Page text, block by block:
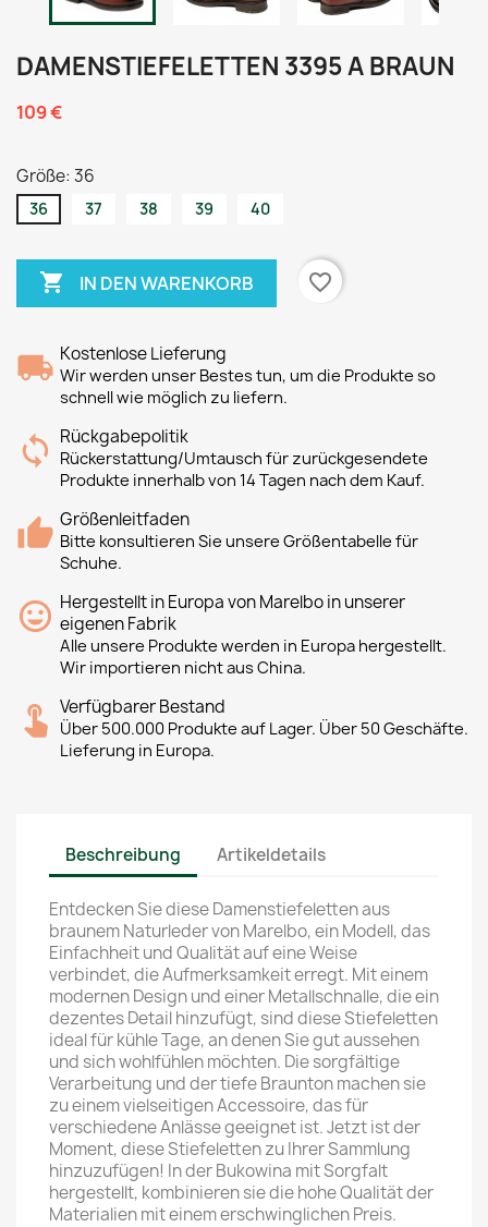
DAMENSTIEFELETTEN 3395 A BRAUN
109 €
Größe: 36
36 37 38 39 40
 IN DEN WARENKORB favorite_border
Kostenlose Lieferung
Wir werden unser Bestes tun, um die Produkte so
schnell wie möglich zu liefern.
Rückgabepolitik
Rückerstattung/Umtausch für zurückgesendete
Produkte innerhalb von 14 Tagen nach dem Kauf.
Größenleitfaden
Bitte konsultieren Sie unsere Größentabelle für
Schuhe.
Hergestellt in Europa von Marelbo in unserer
eigenen Fabrik
Alle unsere Produkte werden in Europa hergestellt.
Wir importieren nicht aus China.
Verfügbarer Bestand
Über 500.000 Produkte auf Lager. Über 50 Geschäfte.
Lieferung in Europa.
Beschreibung Artikeldetails
Entdecken Sie diese Damenstiefeletten aus
braunem Naturleder von Marelbo, ein Modell, das
Einfachheit und Qualität auf eine Weise
verbindet, die Aufmerksamkeit erregt. Mit einem
modernen Design und einer Metallschnalle, die ein
dezentes Detail hinzufügt, sind diese Stiefeletten
ideal für kühle Tage, an denen Sie gut aussehen
und sich wohlfühlen möchten. Die sorgfältige
Verarbeitung und der tiefe Braunton machen sie
zu einem vielseitigen Accessoire, das für
verschiedene Anlässe geeignet ist. Jetzt ist der
Moment, diese Stiefeletten zu Ihrer Sammlung
hinzuzufügen! In der Bukowina mit Sorgfalt
hergestellt, kombinieren sie die hohe Qualität der
Materialien mit einem erschwinglichen Preis.